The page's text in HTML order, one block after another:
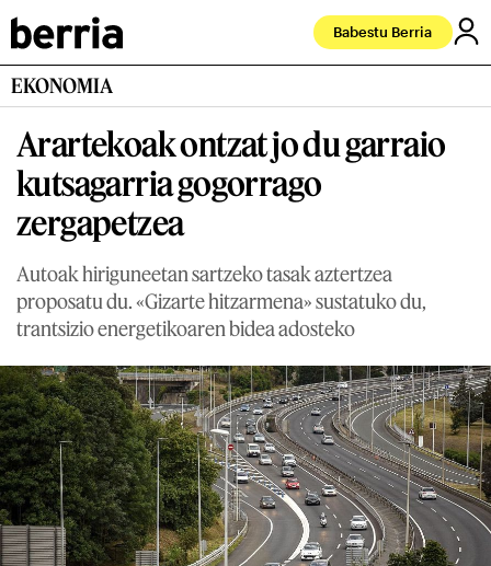
Babestu Berria
EKONOMIA
Arartekoak ontzat jo du garraio
kutsagarria gogorrago
zergapetzea
Autoak hiriguneetan sartzeko tasak aztertzea
proposatu du. «Gizarte hitzarmena» sustatuko du,
trantsizio energetikoaren bidea adosteko